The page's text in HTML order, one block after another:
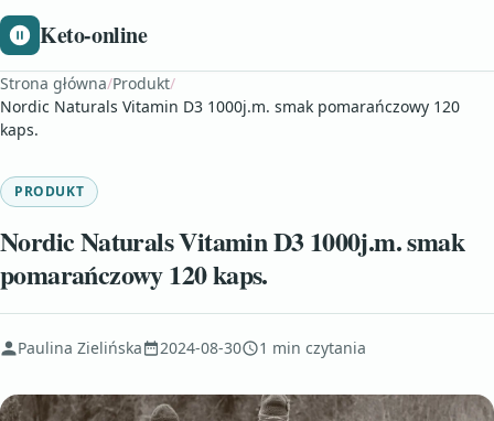
Keto-online
Strona główna/Produkt/
Nordic Naturals Vitamin D3 1000j.m. smak pomarańczowy 120
kaps.
PRODUKT
Nordic Naturals Vitamin D3 1000j.m. smak
pomarańczowy 120 kaps.
Paulina Zielińska 2024-08-30 1 min czytania